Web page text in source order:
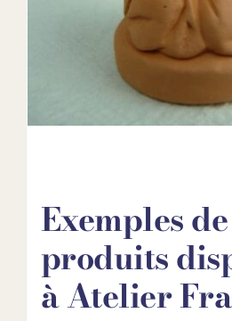
Exemples de
produits
à Atelier